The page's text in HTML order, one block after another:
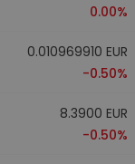
0.00%
0.010969910 EUR
-0.50%
8.3900 EUR
-0.50%